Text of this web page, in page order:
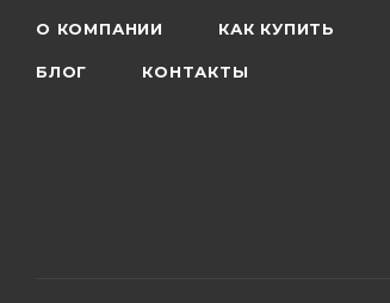
О КОМПАНИИ КАК КУПИТЬ
БЛОГ КОНТАКТЫ